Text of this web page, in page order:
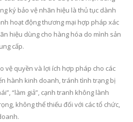
ký bảo vệ nhãn hiệu là thủ tục dành
hoạt động thương mại hợp pháp xác
hiệu dùng cho hàng hóa do mình sản
cấp.
vệ quyền và lợi ích hợp pháp cho các
hành kinh doanh, tránh tình trạng bị
“làm giả”, cạnh tranh không lành
không thể thiếu đối với các tổ chức,